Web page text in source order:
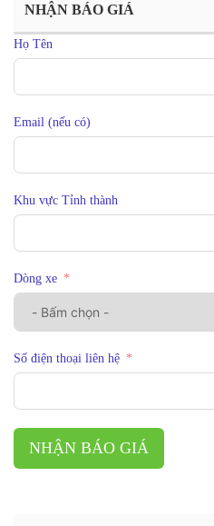
NHẬN BÁO GIÁ
Họ Tên
Email (nếu có)
Khu vực Tỉnh thành
Dòng xe
Số điện thoại liên hệ
NHẬN BÁO GIÁ